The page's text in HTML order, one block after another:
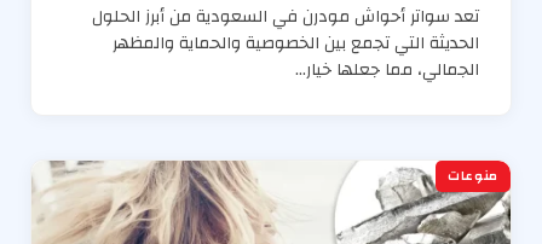
تعد سواتر أحواش مودرن في السعودية من أبرز الحلول
الحديثة التي تجمع بين الخصوصية والحماية والمظهر
الجمالي، مما جعلها خيار…
منوعات